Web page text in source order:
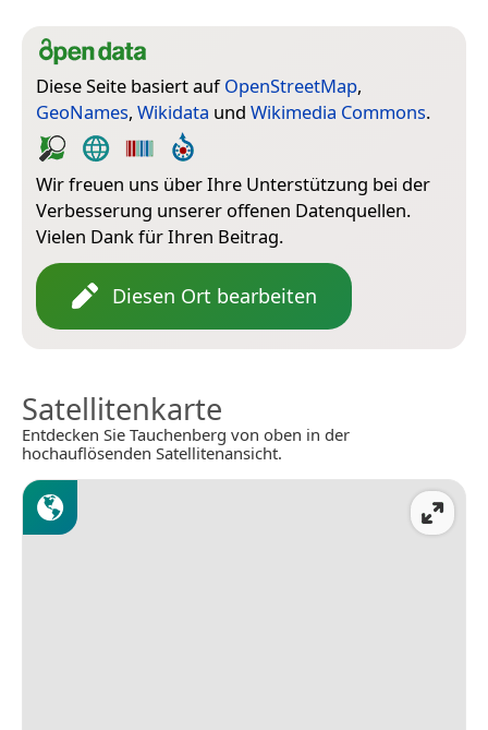
Diese Seite basiert aufOpenStreetMap,
GeoNames, Wikidata und Wikimedia Commons.
Wir freuen uns über Ihre Unterstützung bei der
Verbesserung unserer offenen Datenquellen.
Vielen Dank für Ihren Beitrag.
Diesen Ort bearbeiten
Satellitenkarte
Entdecken Sie Tauchenberg von oben in der
hochauflösenden Satellitenansicht.